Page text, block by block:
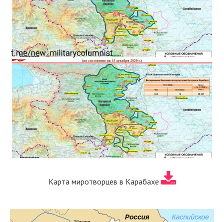
Карта миротворцев в Карабахе